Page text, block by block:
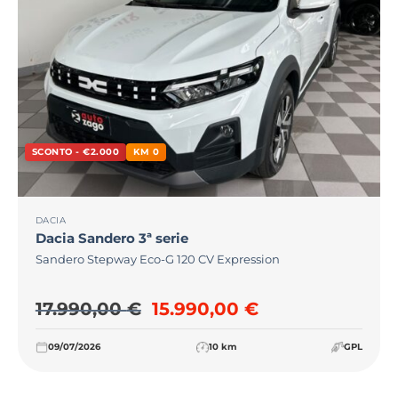
SCONTO - €2.000 KM 0
DACIA
Dacia Sandero 3ª serie
Sandero Stepway Eco-G 120 CV Expression
17.990,00€ Il prezzo originale era:
15.990,00 €Il prezzo
09/07/2026 10 km GPL